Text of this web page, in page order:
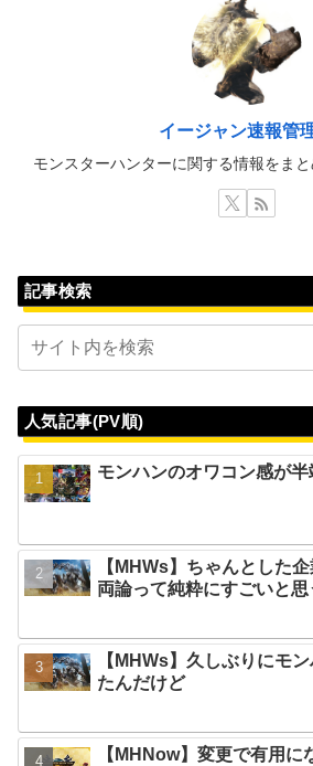
イージャン速報管
モンスターハンターに関する情報をまと
記事検索
人気記事(PV順)
モンハンのオワコン感が半
【MHWs】ちゃんとした
両論って純粋にすごいと思
【MHWs】久しぶりにモ
たんだけど
【MHNow】変更で有用に